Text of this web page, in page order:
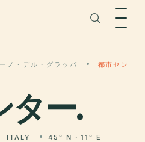
ノ・デル・グラッパ
都市セン
ター.
ITALY 45° N · 11° E